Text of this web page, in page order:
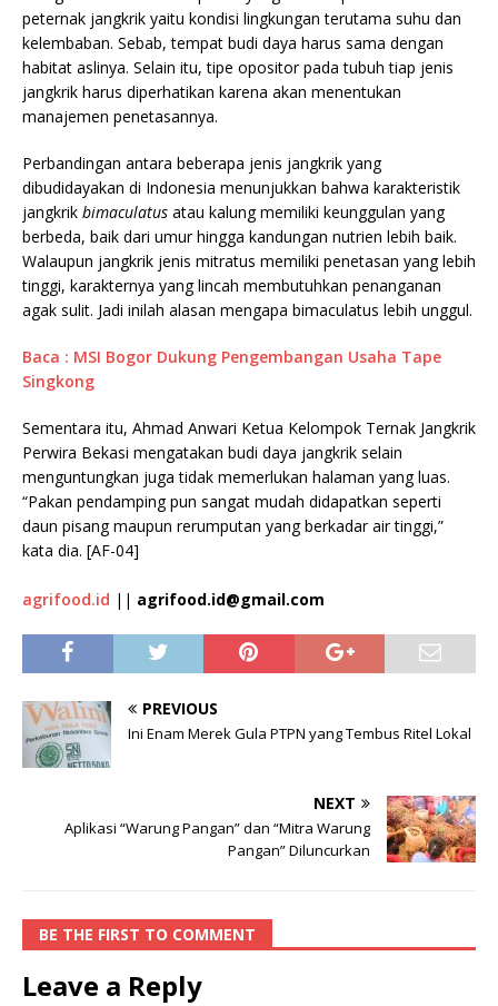
peternak jangkrik yaitu kondisi lingkungan terutama suhu dan
kelembaban. Sebab, tempat budi daya harus sama dengan
habitat aslinya. Selain itu, tipe opositor pada tubuh tiap jenis
jangkrik harus diperhatikan karena akan menentukan
manajemen penetasannya.
Perbandingan antara beberapa jenis jangkrik yang
dibudidayakan di Indonesia menunjukkan bahwa karakteristik
jangkrik bimaculatus atau kalung memiliki keunggulan yang
berbeda, baik dari umur hingga kandungan nutrien lebih baik.
Walaupun jangkrik jenis mitratus memiliki penetasan yang lebih
tinggi, karakternya yang lincah membutuhkan penanganan
agak sulit. Jadi inilah alasan mengapa bimaculatus lebih unggul.
Baca : MSI Bogor Dukung Pengembangan Usaha Tape
Singkong
Sementara itu, Ahmad Anwari Ketua Kelompok Ternak Jangkrik
Perwira Bekasi mengatakan budi daya jangkrik selain
menguntungkan juga tidak memerlukan halaman yang luas.
“Pakan pendamping pun sangat mudah didapatkan seperti
daun pisang maupun rerumputan yang berkadar air tinggi,”
kata dia. [AF-04]
agrifood.id || agrifood.id@gmail.com
PREVIOUS
Ini Enam Merek Gula PTPN yang Tembus Ritel Lokal
NEXT
Aplikasi “Warung Pangan” dan “Mitra Warung
Pangan” Diluncurkan
BE THE FIRST TO COMMENT
Leave a Reply